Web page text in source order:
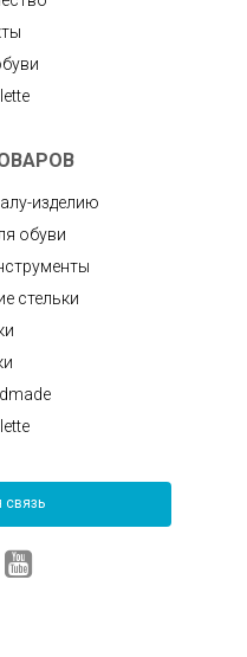
изделию
обуви
стельки
связь